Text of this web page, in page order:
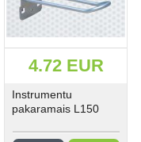
4.72 EUR
Instrumentu
pakaramais L150